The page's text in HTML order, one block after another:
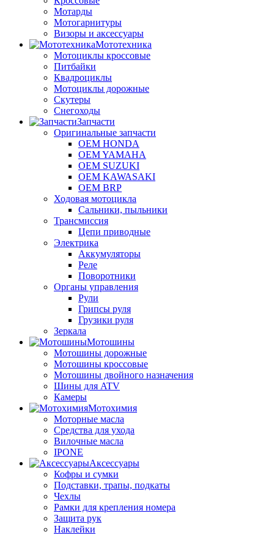
Мотарды
Мотогарнитуры
Визоры и аксессуары
Мототехника
Мотоциклы кроссовые
Питбайки
Квадроциклы
Мотоциклы дорожные
Скутеры
Снегоходы
Запчасти
Оригинальные запчасти
OEM HONDA
OEM YAMAHA
OEM SUZUKI
OEM KAWASAKI
OEM BRP
Ходовая мотоцикла
Сальники, пыльники
Трансмиссия
Цепи приводные
Электрика
Аккумуляторы
Реле
Поворотники
Органы управления
Рули
Грипсы руля
Грузики руля
Зеркала
Мотошины
Мотошины дорожные
Мотошины кроссовые
Мотошины двойного назначения
Шины для ATV
Камеры
Мотохимия
Моторные масла
Средства для ухода
Вилочные масла
IPONE
Аксессуары
Кофры и сумки
Подставки, трапы, подкаты
Чехлы
Рамки для крепления номера
Защита рук
Наклейки